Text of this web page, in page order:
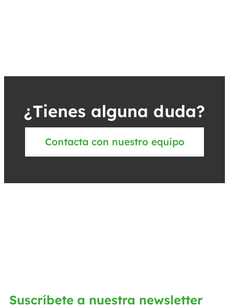
¿Tienes alguna duda?
Contacta con nuestro equipo
Suscríbete a nuestra newsletter